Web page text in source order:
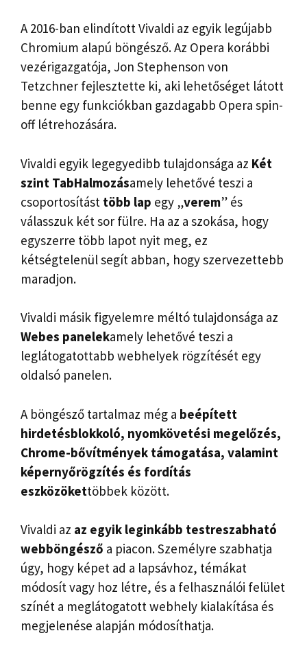
A 2016-ban elindított Vivaldi az egyik legújabb
Chromium alapú böngésző. Az Opera korábbi
vezérigazgatója, Jon Stephenson von
Tetzchner fejlesztette ki, aki lehetőséget látott
benne egy funkciókban gazdagabb Opera spin-
off létrehozására.
Vivaldi egyik legegyedibb tulajdonsága az Két
szint TabHalmozásamely lehetővé teszi a
csoportosítást több lap egy „verem” és
válasszuk két sor fülre. Ha az a szokása, hogy
egyszerre több lapot nyit meg, ez
kétségtelenül segít abban, hogy szervezettebb
maradjon.
Vivaldi másik figyelemre méltó tulajdonsága az
Webes panelekamely lehetővé teszi a
leglátogatottabb webhelyek rögzítését egy
oldalsó panelen.
A böngésző tartalmaz még a beépített
hirdetésblokkoló, nyomkövetési megelőzés,
Chrome-bővítmények támogatása, valamint
képernyőrögzítés és fordítás
eszközökettöbbek között.
Vivaldi az az egyik leginkább testreszabható
webböngésző a piacon. Személyre szabhatja
úgy, hogy képet ad a lapsávhoz, témákat
módosít vagy hoz létre, és a felhasználói felület
színét a meglátogatott webhely kialakítása és
megjelenése alapján módosíthatja.